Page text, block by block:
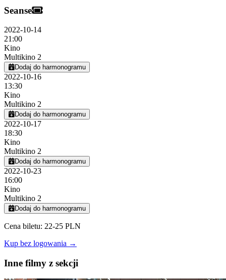
Seanse
2022-10-14
21:00
Kino
Multikino 2
Dodaj do harmonogramu
2022-10-16
13:30
Kino
Multikino 2
Dodaj do harmonogramu
2022-10-17
18:30
Kino
Multikino 2
Dodaj do harmonogramu
2022-10-23
16:00
Kino
Multikino 2
Dodaj do harmonogramu
Cena biletu: 22-25 PLN
Kup bez logowania →
Inne filmy z sekcji